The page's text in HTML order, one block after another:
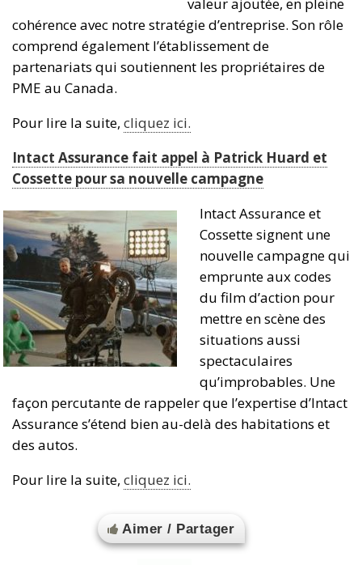
cohérence avec notre stratégie d’entreprise. Son rôle
comprend également l’établissement de
partenariats qui soutiennent les propriétaires de
PME au Canada.
Pour lire la suite, cliquez ici.
Intact Assurance fait appel à Patrick Huard et
Cossette pour sa nouvelle campagne
Intact Assurance et
Cossette signent une
nouvelle campagne qui
emprunte aux codes
du film d’action pour
mettre en scène des
situations aussi
spectaculaires
qu’improbables. Une
façon percutante de rappeler que l’expertise d’Intact
Assurance s’étend bien au-delà des habitations et
des autos.
Pour lire la suite, cliquez ici.
Aimer / Partager